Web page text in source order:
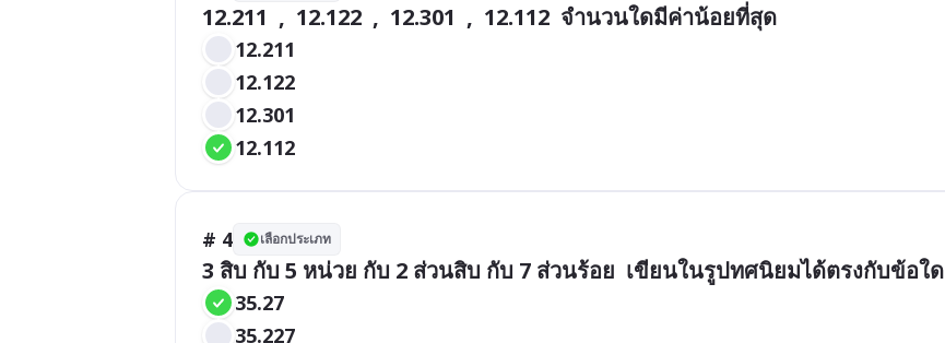
12.211  ,  12.122  ,  12.301  ,  12.112  จำนวนใดมีค่าน้อยที่สุด
12.211
12.122
12.301
12.112
# 4 เลือกประเภท
3 สิบ กับ 5 หน่วย กับ 2 ส่วนสิบ กับ 7 ส่วนร้อย  เขียนในรูปทศนิยมได้ตรงกับข้อใด
35.27
35.227